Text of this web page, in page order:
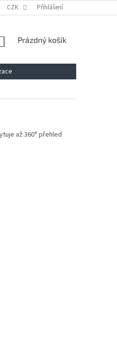
PODMÍNKY OCHRANY OSOBNÍCH
CZK Přihlášení
NÁKUPNÍ
Prázdný košík
až 360° přehled